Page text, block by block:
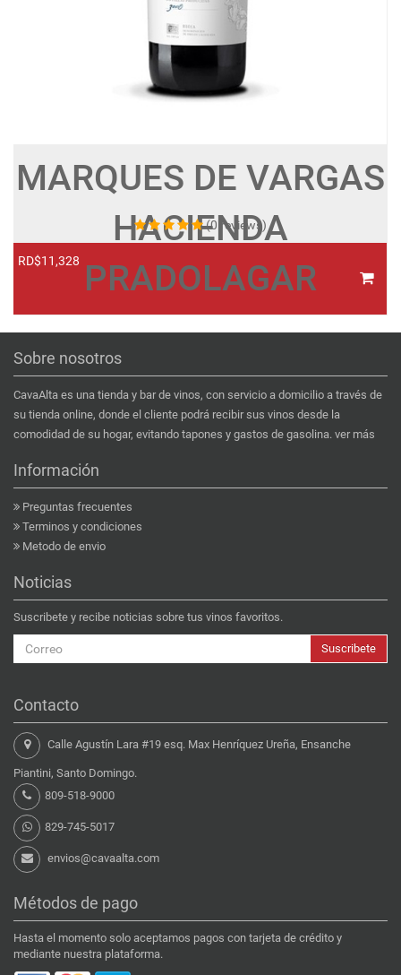
MARQUES DE VARGAS
HACIENDA
PRADOLAGAR
(0 reviews)
RD$11,328
Sobre nosotros
CavaAlta es una tienda y bar de vinos, con servicio a domicilio a través de
su tienda online, donde el cliente podrá recibir sus vinos desde la
comodidad de su hogar, evitando tapones y gastos de gasolina. ver más
Información
Preguntas frecuentes
Terminos y condiciones
Metodo de envio
Noticias
Suscribete y recibe noticias sobre tus vinos favoritos.
Suscribete
Contacto
Calle Agustín Lara #19 esq. Max Henríquez Ureña, Ensanche
Piantini, Santo Domingo.
809-518-9000
829-745-5017
envios@cavaalta.com
Métodos de pago
Hasta el momento solo aceptamos pagos con tarjeta de crédito y
mediante nuestra plataforma.